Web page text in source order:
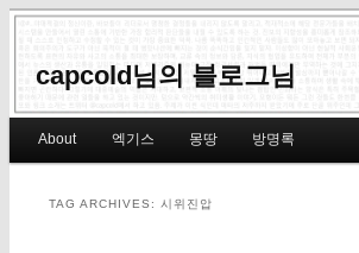
capcold님의 블로그님
Skip to primary content
Skip to secondary content
About 엑기스 몽땅 방명록
TAG ARCHIVES: 시위진압